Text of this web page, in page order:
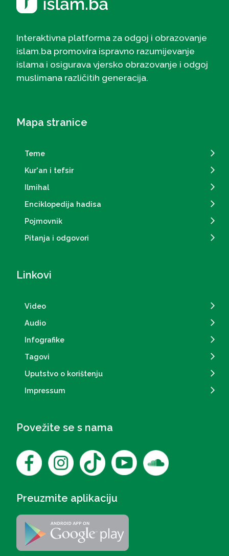
Interaktivna platforma za odgoj i obrazovanje
islam.ba promovira ispravno razumijevanje
islama i osigurava vjersko obrazovanje i odgoj
muslimana različitih generacija.
Mapa stranice
Teme
Kur'an i tefsir
Ilmihal
Enciklopedija hadisa
Pojmovnik
Pitanja i odgovori
Linkovi
Video
Audio
Infografike
Tagovi
Uputstvo o korištenju
Impressum
Povežite se s nama
Preuzmite aplikaciju